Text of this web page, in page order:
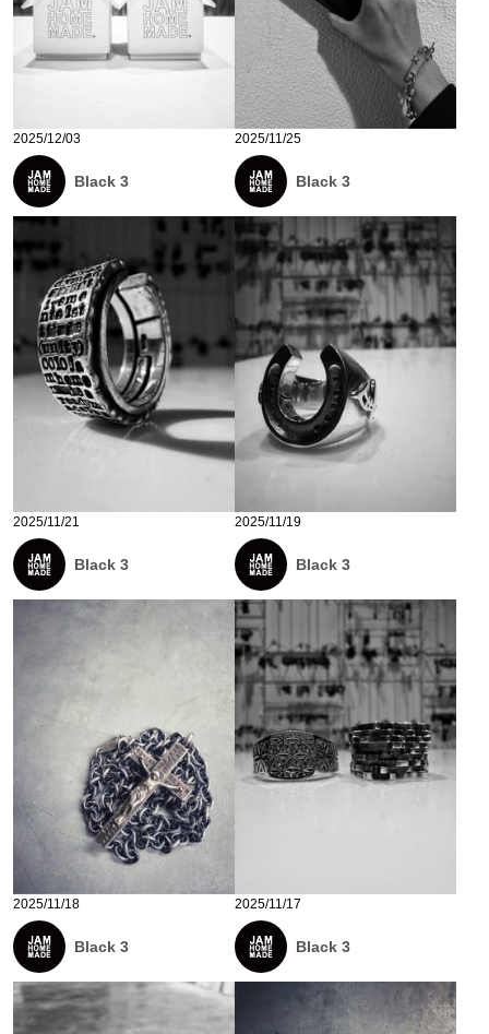
2025/12/03
Black 3
2025/11/25
Black 3
2025/11/21
Black 3
2025/11/19
Black 3
2025/11/18
Black 3
2025/11/17
Black 3